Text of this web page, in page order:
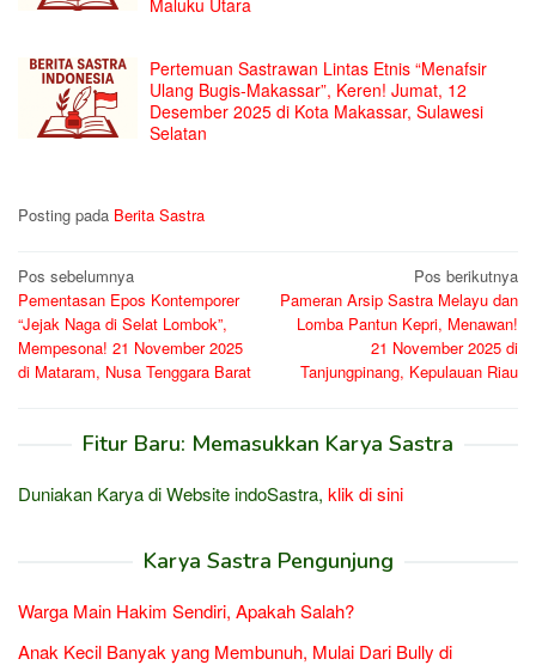
Maluku Utara
Pertemuan Sastrawan Lintas Etnis “Menafsir
Ulang Bugis-Makassar”, Keren! Jumat, 12
Desember 2025 di Kota Makassar, Sulawesi
Selatan
Posting pada Berita Sastra
Navigasi
pos
Pos sebelumnya
Pementasan Epos Kontemporer
“Jejak Naga di Selat Lombok”,
Mempesona! 21 November 2025
di Mataram, Nusa Tenggara Barat
Pos berikutnya
Pameran Arsip Sastra Melayu dan
Lomba Pantun Kepri, Menawan!
21 November 2025 di
Tanjungpinang, Kepulauan Riau
Fitur Baru: Memasukkan Karya Sastra
Duniakan Karya di Website indoSastra, klik di sini
Karya Sastra Pengunjung
Warga Main Hakim Sendiri, Apakah Salah?
Anak Kecil Banyak yang Membunuh, Mulai Dari Bully di